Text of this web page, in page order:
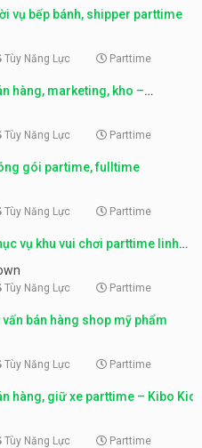
vụ bếp bánh, shipper parttime
Tùy Năng Lực Parttime
hàng, marketing, kho –
Tùy Năng Lực Parttime
gói partime, fulltime
Tùy Năng Lực Parttime
vụ khu vui chơi parttime linh
Tùy Năng Lực Parttime
bán hàng shop mỹ phẩm
Tùy Năng Lực Parttime
hàng, giữ xe parttime – Kibo Kid
Tùy Năng Lực Parttime